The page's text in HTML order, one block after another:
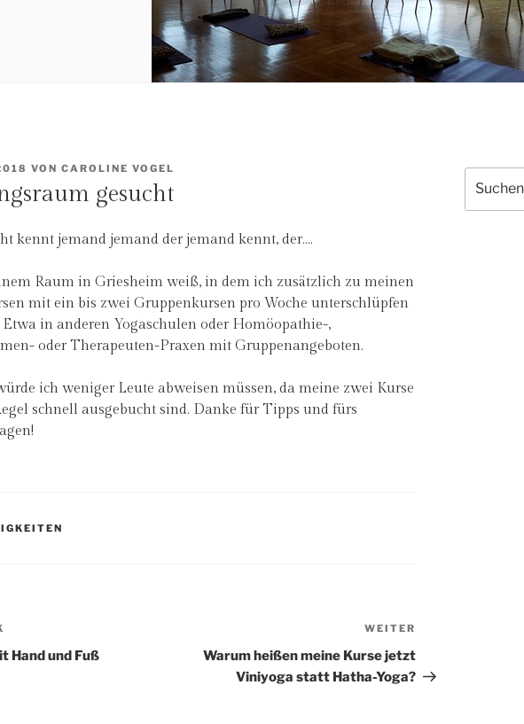
VON CAROLINE VOGEL
gesucht
kennt jemand jemand der jemand kennt, der….
Raum in Griesheim weiß, in dem ich zusätzlich zu meinen
mit ein bis zwei Gruppenkursen pro Woche unterschlüpfen
in anderen Yogaschulen oder Homöopathie-,
oder Therapeuten-Praxen mit Gruppenangeboten.
ich weniger Leute abweisen müssen, da meine zwei Kurse
schnell ausgebucht sind. Danke für Tipps und fürs
Hand und Fuß
Beitrag
WEITER
Warum heißen meine Kurse jetzt
Viniyoga statt Hatha-Yoga?
nach: